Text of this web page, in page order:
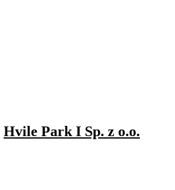
Hvile Park I Sp. z o.o.